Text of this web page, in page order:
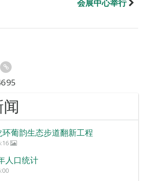
会展中心举行
葡韵生态步道翻新工程
人口统计